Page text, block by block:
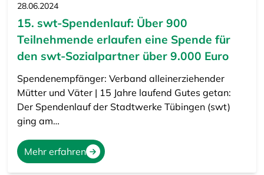
28.06.2024
15. swt-Spendenlauf: Über 900
Teilnehmende erlaufen eine Spende für
den swt-Sozialpartner über 9.000 Euro
Spendenempfänger: Verband alleinerziehender
Mütter und Väter | 15 Jahre laufend Gutes getan:
Der Spendenlauf der Stadtwerke Tübingen (swt)
ging am…
Mehr erfahren